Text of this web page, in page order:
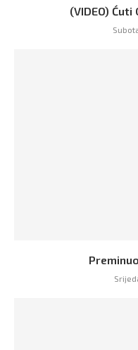
(VIDEO)